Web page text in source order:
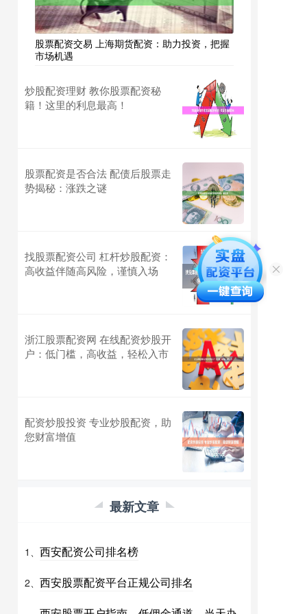
股票配资交易 上海期货配资：助力投资，把握
市场机遇
炒股配资理财 教你股票配资秘
籍！这里的利息最高！
股票配资是否合法 配债后股票走
势揭秘：涨跌之谜
找股票配资公司 杠杆炒股配资：
高收益伴随高风险，谨慎入场
浙江股票配资网 在线配资炒股开
户：低门槛，高收益，轻松入市
配资炒股投资 专业炒股配资，助
您财富增值
最新文章
1、 西安配资公司排名榜
2、 西安股票配资平台正规公司排名